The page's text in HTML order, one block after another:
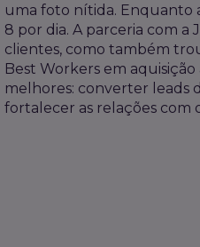
uma foto nítida. Enquanto
8 por dia. A parceria com a
clientes, como também
Best Workers em
melhores: converter leads
fortalecer as relações com